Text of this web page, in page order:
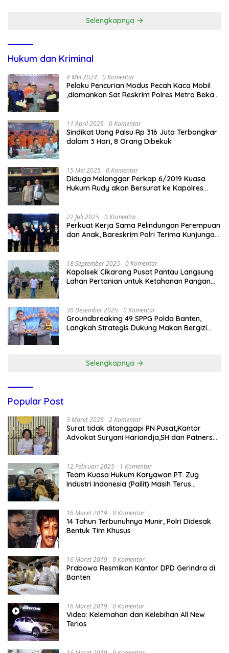
Selengkapnya
Hukum dan Kriminal
4 Mei 2024 0 Komentar
Pelaku Pencurian Modus Pecah Kaca Mobil
,diamankan Sat Reskrim Polres Metro Bekasi
11 April 2025 0 Komentar
Sindikat Uang Palsu Rp 316 Juta Terbongkar
dalam 3 Hari, 8 Orang Dibekuk
15 Mei 2025 0 Komentar
Diduga Melanggar Perkap 6/2019 Kuasa
Hukum Rudy akan Bersurat ke Kapolres
22 Juli 2025 0 Komentar
Perkuat Kerja Sama Pelindungan Perempuan
dan Anak, Bareskrim Polri Terima Kunjungan
18 September 2025 0 Komentar
Kapolsek Cikarang Pusat Pantau Langsung
Lahan Pertanian untuk Ketahanan Pangan
30 Desember 2025 0 Komentar
Groundbreaking 49 SPPG Polda Banten,
Langkah Strategis Dukung Makan Bergizi
Selengkapnya
Popular Post
3 Maret 2025 2 Komentar
Surat tidak ditanggapi PN Pusat,Kantor
Advokat Suryani Hariandja,SH dan Patners
12 Februari 2025 1 Komentar
Team Kuasa Hukum Karyawan PT. Zug
Industri Indonesia (Pailit) Masih Terus
16 Maret 2019 0 Komentar
14 Tahun Terbunuhnya Munir, Polri Didesak
Bentuk Tim Khusus
16 Maret 2019 0 Komentar
Prabowo Resmikan Kantor DPD Gerindra di
Banten
16 Maret 2019 0 Komentar
Video: Kelemahan dan Kelebihan All New
Terios